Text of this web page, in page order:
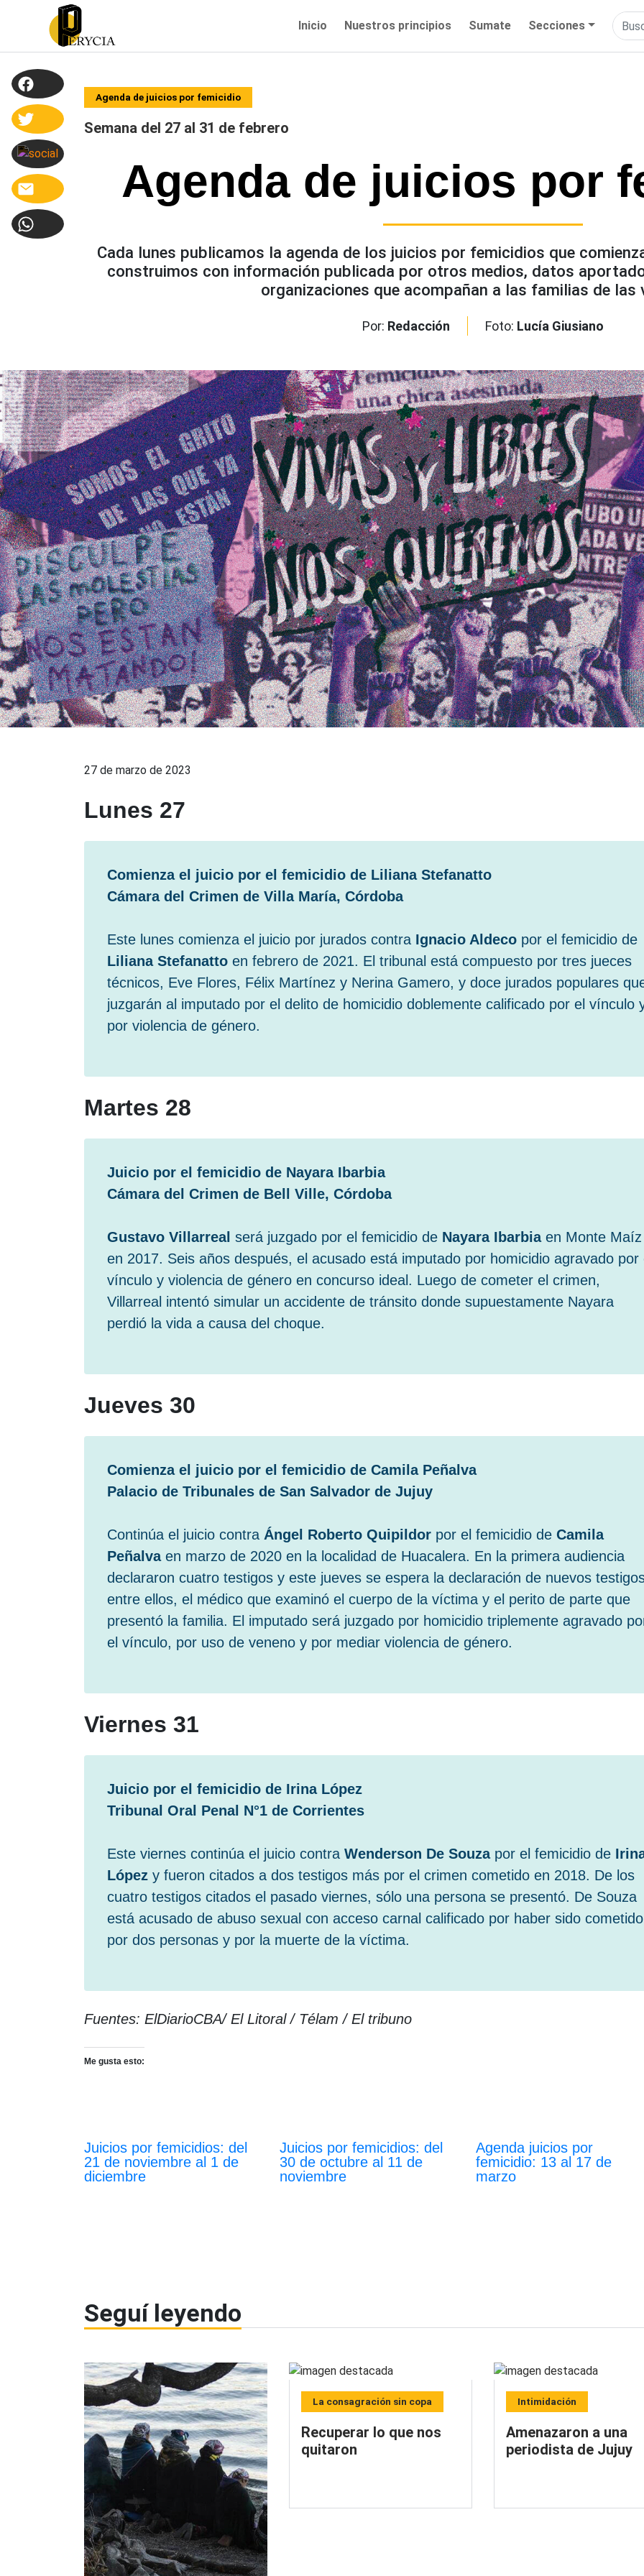
Inicio Nuestros principios Sumate Secciones
Agenda de juicios por femicidio
Semana del 27 al 31 de febrero
Agenda de juicios por
Cada lunes publicamos la agenda de los juicios por femicidios que
construimos con información publicada por otros medios, datos
organizaciones que acompañan a las familias de las
Por: Redacción Foto: Lucía Giusiano
27 de marzo de 2023
Lunes 27
Comienza el juicio por el femicidio de Liliana Stefanatto
Cámara del Crimen de Villa María, Córdoba
Este lunes comienza el juicio por jurados contra Ignacio Aldeco por el femicidio de
Liliana Stefanatto en febrero de 2021. El tribunal está compuesto por tres jueces
técnicos, Eve Flores, Félix Martínez y Nerina Gamero, y doce jurados populares
juzgarán al imputado por el delito de homicidio doblemente calificado por el vínculo
por violencia de género.
Martes 28
Juicio por el femicidio de Nayara Ibarbia
Cámara del Crimen de Bell Ville, Córdoba
Gustavo Villarreal será juzgado por el femicidio de Nayara Ibarbiaen Monte Maíz
en 2017. Seis años después, el acusado está imputado por homicidio agravado por
vínculo y violencia de género en concurso ideal. Luego de cometer el crimen,
Villarreal intentó simular un accidente de tránsito donde supuestamente Nayara
perdió la vida a causa del choque.
Jueves 30
Comienza el juicio por el femicidio de Camila Peñalva
Palacio de Tribunales de San Salvador de Jujuy
Continúa el juicio contra Ángel Roberto Quipildor por el femicidio de Camila
Peñalvaen marzo de 2020 en la localidad de Huacalera. En la primera audiencia
declararon cuatro testigos y este jueves se espera la declaración de nuevos
entre ellos, el médico que examinó el cuerpo de la víctima y el perito de parte que
presentó la familia. El imputado será juzgado por homicidio triplemente agravado
el vínculo, por uso de veneno y por mediar violencia de género.
Viernes 31
Juicio por el femicidio de Irina López
Tribunal Oral Penal N°1 de Corrientes
Este viernes continúa el juicio contra Wenderson De Souzapor el femicidio de
López y fueron citados a dos testigos más por el crimen cometido en 2018. De los
cuatro testigos citados el pasado viernes, sólo una persona se presentó. De Souza
está acusado de abuso sexual con acceso carnal calificado por haber sido cometido
por dos personas y por la muerte de la víctima.
Fuentes: ElDiarioCBA/ El Litoral / Télam / El tribuno
Me gusta esto:
Juicios por femicidios: del
21 de noviembre al 1 de
diciembre
Juicios por femicidios: del
30 de octubre al 11 de
noviembre
Agenda juicios por
femicidio: 13 al 17 de
marzo
Seguí leyendo
La consagración sin copa
Recuperar lo que nos
quitaron
Intimidación
Amenazaron a una
periodista de Jujuy